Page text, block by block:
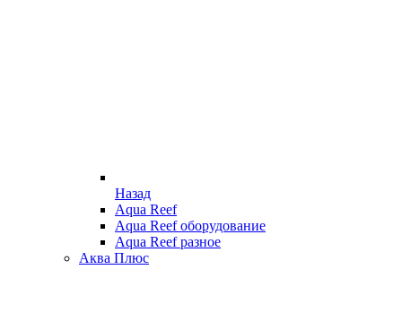
Назад
Aqua Reef
Aqua Reef оборудование
Aqua Reef разное
Аква Плюс